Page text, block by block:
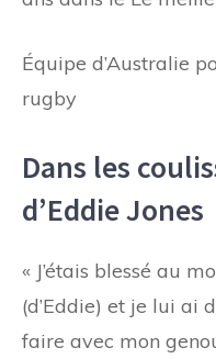
Équipe d’Australie
rugby
Dans les
d’Eddie Jones
« J’étais blessé au
(d’Eddie) et je lui ai
faire avec mon